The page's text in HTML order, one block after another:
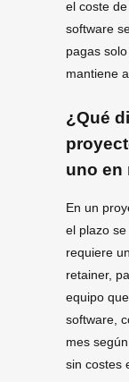
el coste
software
pagas
mantiene
¿Qué
uno en
En un
el plazo
requiere
retainer,
equipo
software,
mes
sin costes